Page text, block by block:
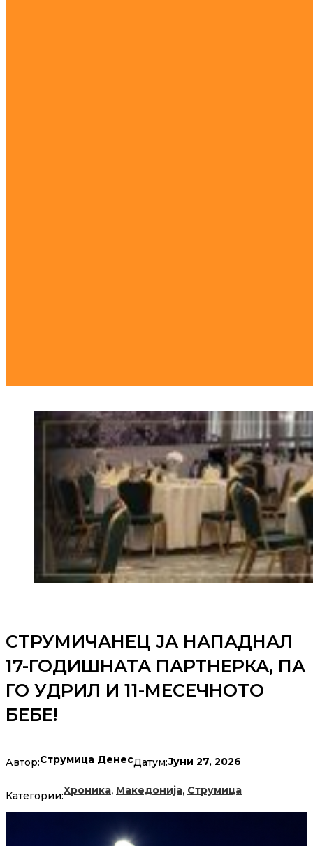
СТРУМИЧАНЕЦ ЈА НАПАДНАЛ
17-ГОДИШНАТА ПАРТНЕРКА, ПА
ГО УДРИЛ И 11-МЕСЕЧНОТО
БЕБЕ!
Автор:Струмица ДенесДатум:Јуни 27, 2026
Категории:Хроника, Македонија, Струмица